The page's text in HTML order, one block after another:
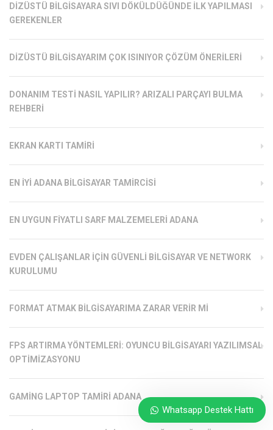
DIZÜSTÜ BILGISAYARA SIVI DÖKÜLDÜĞÜNDE İLK YAPILMASI
GEREKENLER
DIZÜSTÜ BILGISAYARIM ÇOK ISINIYOR ÇÖZÜM ÖNERILERI
DONANIM TESTI NASIL YAPILIR? ARIZALI PARÇAYI BULMA
REHBERI
EKRAN KARTI TAMIRI
EN İYI ADANA BILGISAYAR TAMIRCISI
EN UYGUN FIYATLI SARF MALZEMELERI ADANA
EVDEN ÇALIŞANLAR İÇIN GÜVENLI BILGISAYAR VE NETWORK
KURULUMU
FORMAT ATMAK BILGISAYARIMA ZARAR VERIR MI
FPS ARTIRMA YÖNTEMLERI: OYUNCU BILGISAYARI YAZILIMSAL
OPTIMIZASYONU
GAMING LAPTOP TAMIRI ADANA
Whatsapp Destek Hattı